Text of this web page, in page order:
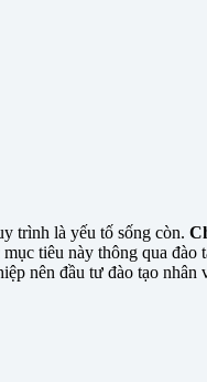
trình là yếu tố sống còn.
tiêu này thông qua
nên đầu tư đào tạo